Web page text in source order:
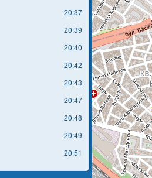
20:37
20:39
20:40
20:42
20:43
20:47
20:48
20:49
20:51